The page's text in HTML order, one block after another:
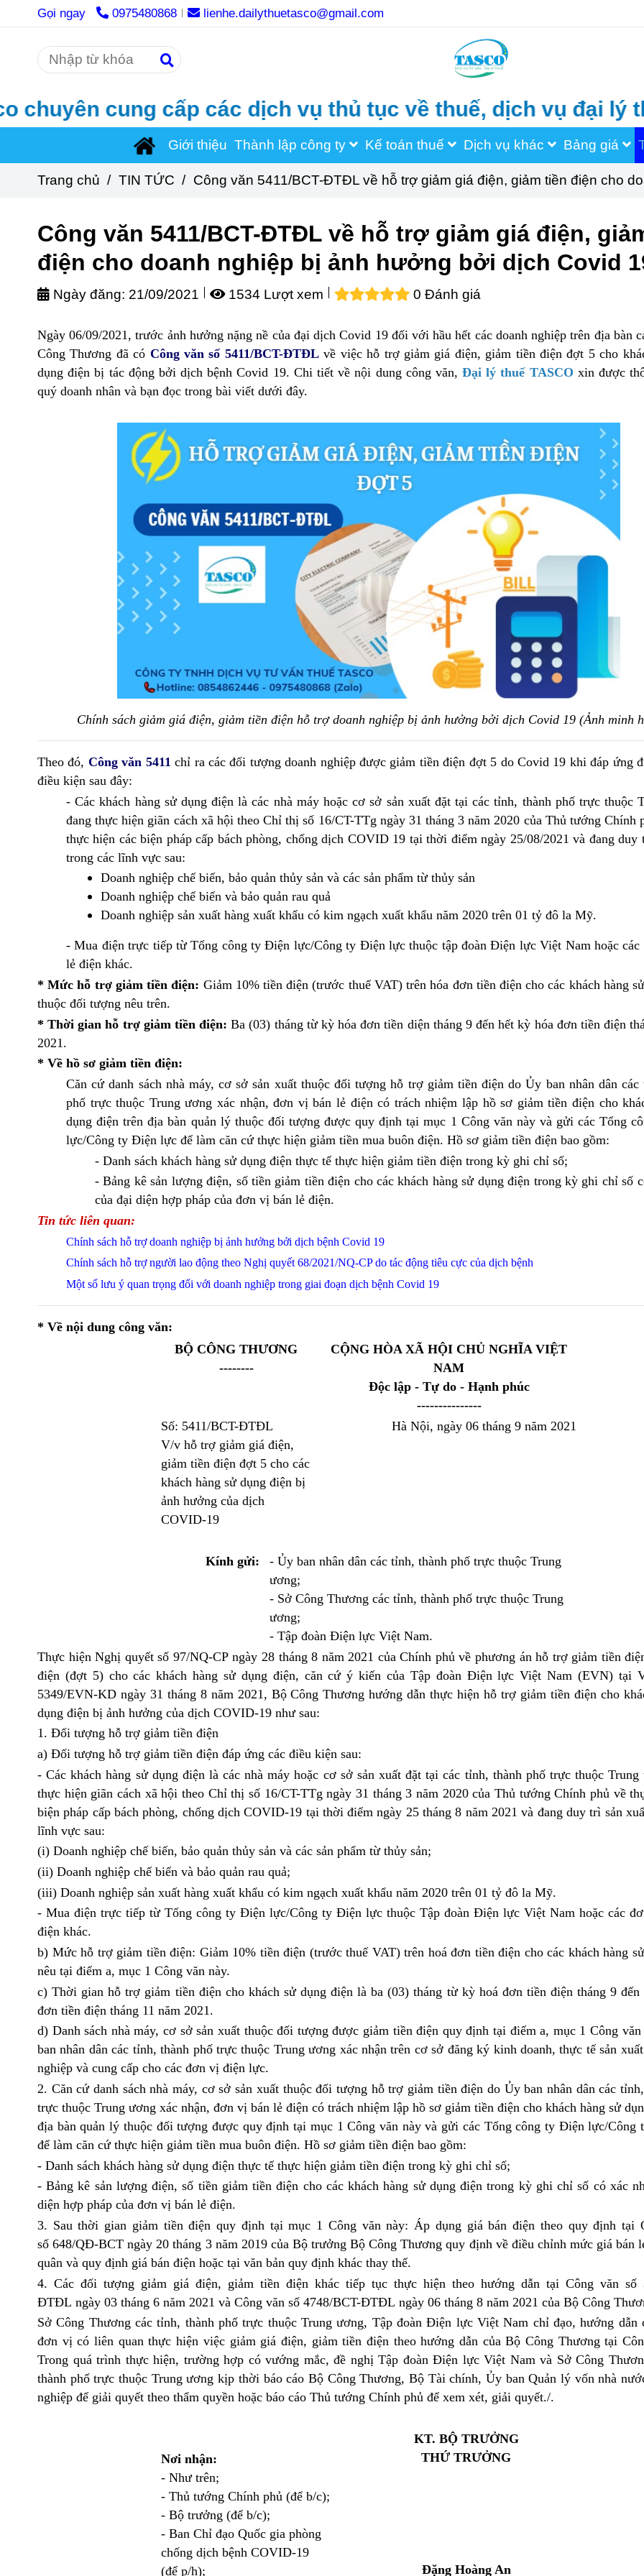
Gọi ngay 0975480868 lienhe.dailythuetasco@gmail.com
cung cấp các dịch vụ thủ tục về thuế, dịch vụ đại lý thuế,
Giới thiệu Thành lập công ty Kế toán thuế Dịch vụ khác Bảng giá
Trang chủ / TIN TỨC / Công văn 5411/BCT-ĐTĐL về hỗ trợ giảm giá điện, giảm tiền điện cho
Công văn 5411/BCT-ĐTĐL về hỗ trợ giảm giá điện,
điện cho doanh nghiệp bị ảnh hưởng bởi dịch Covid
Ngày đăng: 21/09/2021 1534 Lượt xem 0 Đánh giá
Ngày 06/09/2021, trước ảnh hưởng nặng nề của đại dịch Covid 19 đối với hầu hết các doanh nghiệp trên địa bàn
Công Thương đã có Công văn số 5411/BCT-ĐTĐLvề việc hỗ trợ giảm giá điện, giảm tiền điện đợt 5 cho
dụng điện bị tác động bởi dịch bệnh Covid 19. Chi tiết về nội dung công văn,Đại lý thuế TASCO xin được
quý doanh nhân và bạn đọc trong bài viết dưới đây.
Chính sách giảm giá điện, giảm tiền điện hỗ trợ doanh nghiệp bị ảnh hưởng bởi dịch Covid 19 (Ảnh minh
Theo đó, Công văn 5411 chỉ ra các đối tượng doanh nghiệp được giảm tiền điện đợt 5 do Covid 19 khi đáp ứng
điều kiện sau đây:
- Các khách hàng sử dụng điện là các nhà máy hoặc cơ sở sản xuất đặt tại các tỉnh, thành phố trực thuộc
đang thực hiện giãn cách xã hội theo Chỉ thị số 16/CT-TTg ngày 31 tháng 3 năm 2020 của Thủ tướng Chính
thực hiện các biện pháp cấp bách phòng, chống dịch COVID 19 tại thời điểm ngày 25/08/2021 và đang duy
trong các lĩnh vực sau:
Doanh nghiệp chế biến, bảo quản thủy sản và các sản phẩm từ thủy sản
Doanh nghiệp chế biến và bảo quản rau quả
Doanh nghiệp sản xuất hàng xuất khẩu có kim ngạch xuất khẩu năm 2020 trên 01 tỷ đô la Mỹ.
- Mua điện trực tiếp từ Tổng công ty Điện lực/Công ty Điện lực thuộc tập đoàn Điện lực Việt Nam hoặc các
lẻ điện khác.
* Mức hỗ trợ giảm tiền điện: Giảm 10% tiền điện (trước thuế VAT) trên hóa đơn tiền điện cho các khách hàng
thuộc đối tượng nêu trên.
* Thời gian hỗ trợ giảm tiền điện: Ba (03) tháng từ kỳ hóa đơn tiền diện tháng 9 đến hết kỳ hóa đơn tiền điện
2021.
* Về hồ sơ giảm tiền điện:
Căn cứ danh sách nhà máy, cơ sở sản xuất thuộc đối tượng hỗ trợ giảm tiền điện do Ủy ban nhân dân các
phố trực thuộc Trung ương xác nhận, đơn vị bán lẻ điện có trách nhiệm lập hồ sơ giảm tiền điện cho
dụng điện trên địa bàn quản lý thuộc đối tượng được quy định tại mục 1 Công văn này và gửi các Tổng
lực/Công ty Điện lực để làm căn cứ thực hiện giảm tiền mua buôn điện. Hồ sơ giảm tiền điện bao gồm:
- Danh sách khách hàng sử dụng điện thực tế thực hiện giảm tiền điện trong kỳ ghi chỉ số;
- Bảng kê sản lượng điện, số tiền giảm tiền điện cho các khách hàng sử dụng điện trong kỳ ghi chỉ số
của đại diện hợp pháp của đơn vị bán lẻ điện.
Tin tức liên quan:
Chính sách hỗ trợ doanh nghiệp bị ảnh hưởng bởi dịch bệnh Covid 19
Chính sách hỗ trợ người lao động theo Nghị quyết 68/2021/NQ-CP do tác động tiêu cực của dịch bệnh
Một số lưu ý quan trọng đối với doanh nghiệp trong giai đoạn dịch bệnh Covid 19
* Về nội dung công văn:
BỘ CÔNG THƯƠNG
--------
CỘNG HÒA XÃ HỘI CHỦ NGHĨA VIỆT
NAM
Độc lập - Tự do - Hạnh phúc
---------------
Số: 5411/BCT-ĐTĐL
V/v hỗ trợ giảm giá điện,
giảm tiền điện đợt 5 cho các
khách hàng sử dụng điện bị
ảnh hưởng của dịch
COVID-19
Hà Nội, ngày 06 tháng 9 năm 2021
Kính gửi:
- Ủy ban nhân dân các tỉnh, thành phố trực thuộc Trung
ương;
- Sở Công Thương các tỉnh, thành phố trực thuộc Trung
ương;
- Tập đoàn Điện lực Việt Nam.
Thực hiện Nghị quyết số 97/NQ-CP ngày 28 tháng 8 năm 2021 của Chính phủ về phương án hỗ trợ giảm tiền
điện (đợt 5) cho các khách hàng sử dụng điện, căn cứ ý kiến của Tập đoàn Điện lực Việt Nam (EVN) tại
5349/EVN-KD ngày 31 tháng 8 năm 2021, Bộ Công Thương hướng dẫn thực hiện hỗ trợ giảm tiền điện cho
dụng điện bị ảnh hưởng của dịch COVID-19 như sau:
1. Đối tượng hỗ trợ giảm tiền điện
a) Đối tượng hỗ trợ giảm tiền điện đáp ứng các điều kiện sau:
- Các khách hàng sử dụng điện là các nhà máy hoặc cơ sở sản xuất đặt tại các tỉnh, thành phố trực thuộc Trung
thực hiện giãn cách xã hội theo Chỉ thị số 16/CT-TTg ngày 31 tháng 3 năm 2020 của Thủ tướng Chính phủ về
biện pháp cấp bách phòng, chống dịch COVID-19 tại thời điểm ngày 25 tháng 8 năm 2021 và đang duy trì sản
lĩnh vực sau:
(i) Doanh nghiệp chế biến, bảo quản thủy sản và các sản phẩm từ thủy sản;
(ii) Doanh nghiệp chế biến và bảo quản rau quả;
(iii) Doanh nghiệp sản xuất hàng xuất khẩu có kim ngạch xuất khẩu năm 2020 trên 01 tỷ đô la Mỹ.
- Mua điện trực tiếp từ Tổng công ty Điện lực/Công ty Điện lực thuộc Tập đoàn Điện lực Việt Nam hoặc các
điện khác.
b) Mức hỗ trợ giảm tiền điện: Giảm 10% tiền điện (trước thuế VAT) trên hoá đơn tiền điện cho các khách hàng
nêu tại điểm a, mục 1 Công văn này.
c) Thời gian hỗ trợ giảm tiền điện cho khách sử dụng điện là ba (03) tháng từ kỳ hoá đơn tiền điện tháng 9 đến
đơn tiền điện tháng 11 năm 2021.
d) Danh sách nhà máy, cơ sở sản xuất thuộc đối tượng được giảm tiền điện quy định tại điểm a, mục 1 Công
ban nhân dân các tỉnh, thành phố trực thuộc Trung ương xác nhận trên cơ sở đăng ký kinh doanh, thực tế sản
nghiệp và cung cấp cho các đơn vị điện lực.
2. Căn cứ danh sách nhà máy, cơ sở sản xuất thuộc đối tượng hỗ trợ giảm tiền điện do Ủy ban nhân dân các
trực thuộc Trung ương xác nhận, đơn vị bán lẻ điện có trách nhiệm lập hồ sơ giảm tiền điện cho khách hàng sử
địa bàn quản lý thuộc đối tượng được quy định tại mục 1 Công văn này và gửi các Tổng công ty Điện lực/
để làm căn cứ thực hiện giảm tiền mua buôn điện. Hồ sơ giảm tiền điện bao gồm:
- Danh sách khách hàng sử dụng điện thực tế thực hiện giảm tiền điện trong kỳ ghi chỉ số;
- Bảng kê sản lượng điện, số tiền giảm tiền điện cho các khách hàng sử dụng điện trong kỳ ghi chỉ số có xác
diện hợp pháp của đơn vị bán lẻ điện.
3. Sau thời gian giảm tiền điện quy định tại mục 1 Công văn này: Áp dụng giá bán điện theo quy định tại
số648/QĐ-BCT ngày 20 tháng 3 năm 2019 của Bộ trưởng Bộ Công Thương quy định về điều chỉnh mức giá bán
quân và quy định giá bán điện hoặc tại văn bản quy định khác thay thế.
4. Các đối tượng giảm giá điện, giảm tiền điện khác tiếp tục thực hiện theo hướng dẫn tại Công văn số
ĐTĐL ngày 03 tháng 6 năm 2021 và Công văn số 4748/BCT-ĐTĐL ngày 06 tháng 8 năm 2021 của Bộ Công
Sở Công Thương các tỉnh, thành phố trực thuộc Trung ương, Tập đoàn Điện lực Việt Nam chỉ đạo, hướng dẫn
đơn vị có liên quan thực hiện việc giảm giá điện, giảm tiền điện theo hướng dẫn của Bộ Công Thương tại
Trong quá trình thực hiện, trường hợp có vướng mắc, đề nghị Tập đoàn Điện lực Việt Nam và Sở Công
thành phố trực thuộc Trung ương kịp thời báo cáo Bộ Công Thương, Bộ Tài chính, Ủy ban Quản lý vốn nhà
nghiệp để giải quyết theo thẩm quyền hoặc báo cáo Thủ tướng Chính phủ để xem xét, giải quyết./.
Nơi nhận:
- Như trên;
- Thủ tướng Chính phủ (để b/c);
- Bộ trưởng (để b/c);
- Ban Chỉ đạo Quốc gia phòng
chống dịch bệnh COVID-19
(để p/h);
KT. BỘ TRƯỞNG
THỨ TRƯỞNG
Đặng Hoàng An